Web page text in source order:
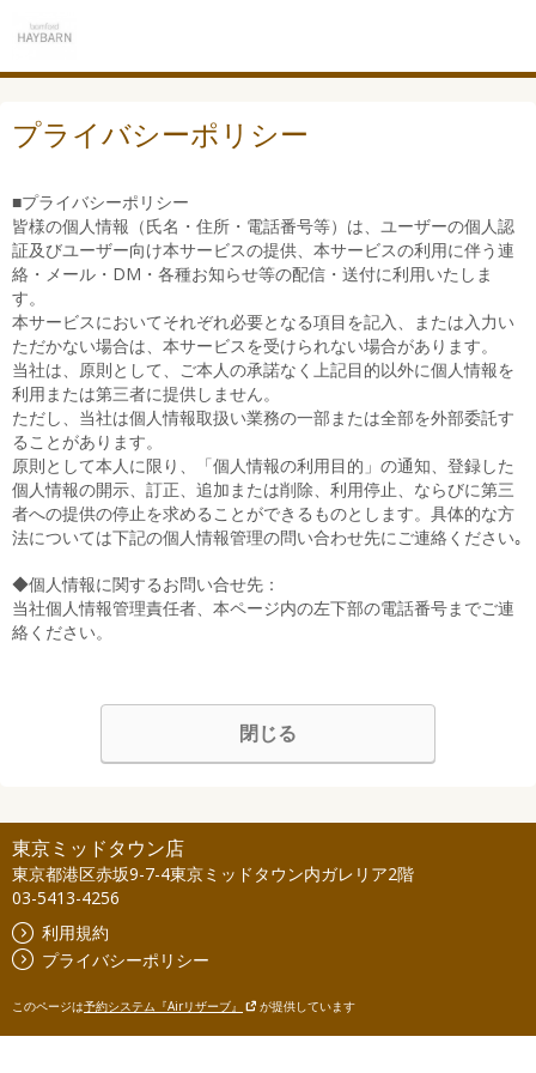
プライバシーポリシー
■プライバシーポリシー
皆様の個人情報（氏名・住所・電話番号等）は、ユーザーの個人認
証及びユーザー向け本サービスの提供、本サービスの利用に伴う連
絡・メール・DM・各種お知らせ等の配信・送付に利用いたしま
す。
本サービスにおいてそれぞれ必要となる項目を記入、または入力い
ただかない場合は、本サービスを受けられない場合があります。
当社は、原則として、ご本人の承諾なく上記目的以外に個人情報を
利用または第三者に提供しません。
ただし、当社は個人情報取扱い業務の一部または全部を外部委託す
ることがあります。
原則として本人に限り、「個人情報の利用目的」の通知、登録した
個人情報の開示、訂正、追加または削除、利用停止、ならびに第三
者への提供の停止を求めることができるものとします。具体的な方
法については下記の個人情報管理の問い合わせ先にご連絡ください｡
◆個人情報に関するお問い合せ先：
当社個人情報管理責任者、本ページ内の左下部の電話番号までご連
絡ください。
閉じる
東京ミッドタウン店
東京都港区赤坂9-7-4東京ミッドタウン内ガレリア2階
03-5413-4256
利用規約
プライバシーポリシー
このページは予約システム『Airリザーブ』 が提供しています